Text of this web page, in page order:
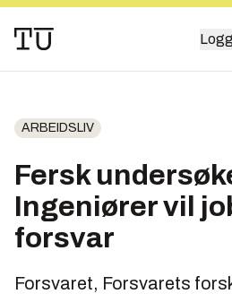
ARBEIDSLIV
Fersk
Ingeniører vil
forsvar
Forsvaret, Forsvarets